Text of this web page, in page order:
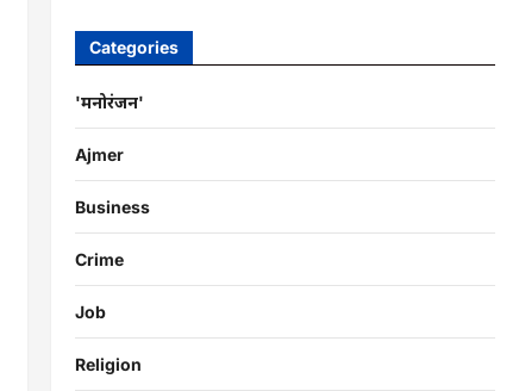
Categories
'मनोरंजन'
Ajmer
Business
Crime
Job
Religion